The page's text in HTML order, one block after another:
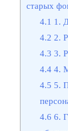
старых
4.1 1.
4.2 2.
4.3 3.
4.4 4.
4.5 5.
4.6 6.